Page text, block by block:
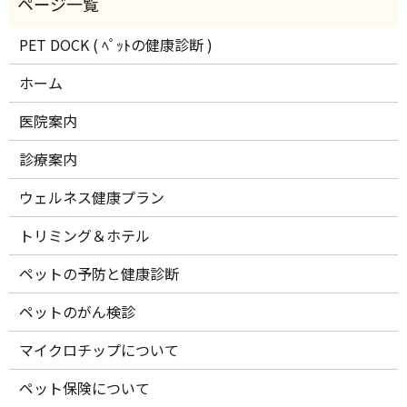
PET DOCK ( ﾍﾟｯﾄの健康診断 )
ホーム
医院案内
診療案内
ウェルネス健康プラン
トリミング＆ホテル
ペットの予防と健康診断
ペットのがん検診
マイクロチップについて
ペット保険について